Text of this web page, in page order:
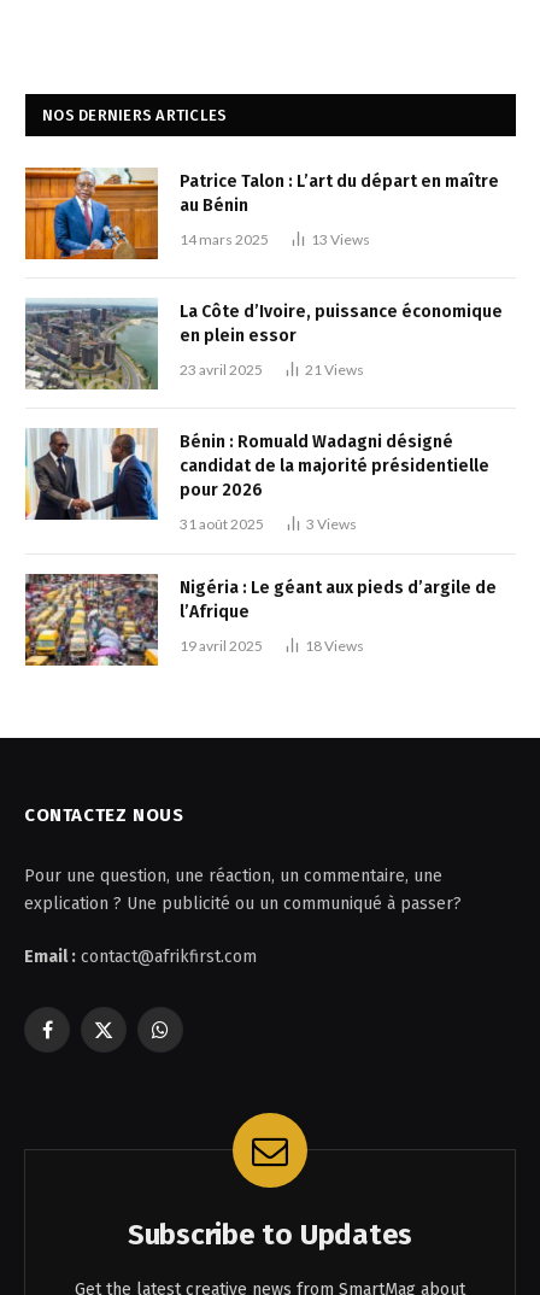
NOS DERNIERS ARTICLES
Patrice Talon : L’art du départ en maître
au Bénin
14 mars 2025 13 Views
La Côte d’Ivoire, puissance économique
en plein essor
23 avril 2025 21 Views
Bénin : Romuald Wadagni désigné
candidat de la majorité présidentielle
pour 2026
31 août 2025 3 Views
Nigéria : Le géant aux pieds d’argile de
l’Afrique
19 avril 2025 18Views
CONTACTEZ NOUS
Pour une question, une réaction, un commentaire, une
explication ? Une publicité ou un communiqué à passer?
Email : contact@afrikfirst.com
Facebook
X
WhatsApp
Subscribe to Updates
Get the latest creative news from SmartMag about